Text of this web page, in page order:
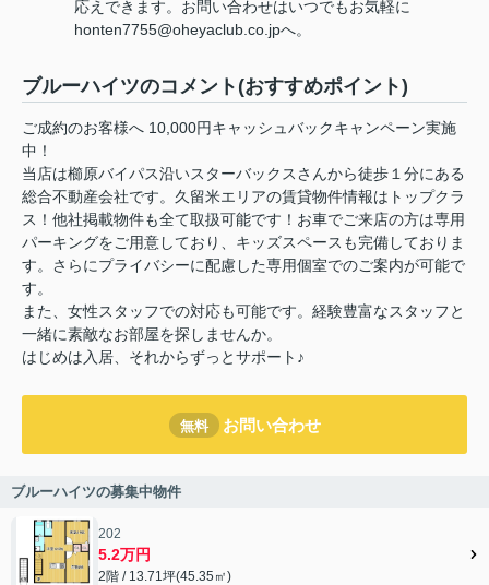
応えできます。お問い合わせはいつでもお気軽に
honten7755@oheyaclub.co.jpへ。
ブルーハイツのコメント(おすすめポイント)
ご成約のお客様へ 10,000円キャッシュバックキャンペーン実施
中！
当店は櫛原バイパス沿いスターバックスさんから徒歩１分にある
総合不動産会社です。久留米エリアの賃貸物件情報はトップクラ
ス！他社掲載物件も全て取扱可能です！お車でご来店の方は専用
パーキングをご用意しており、キッズスペースも完備しておりま
す。さらにプライバシーに配慮した専用個室でのご案内が可能で
す。
また、女性スタッフでの対応も可能です。経験豊富なスタッフと
一緒に素敵なお部屋を探しませんか。
はじめは入居、それからずっとサポート♪
無料 お問い合わせ
ブルーハイツの募集中物件
202
5.2万円
2階 / 13.71坪(45.35㎡)